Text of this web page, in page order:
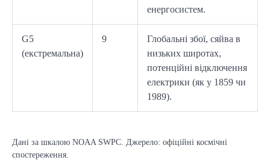
енергосистем.
G5
(екстремальна)
9
Глобальні збої, сяйва в
низьких широтах,
потенційні відключення
електрики (як у 1859 чи
1989).
Дані за шкалою NOAA SWPC. Джерело: офіційні космічні
спостереження.